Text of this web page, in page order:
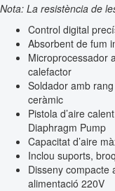
Nota: La resistència de
Control digital
Absorbent de fum
Microprocessador
calefactor
Soldador amb
ceràmic
Pistola d’aire
Diaphragm Pump
Capacitat d’aire
Inclou suports,
Disseny compacte
alimentació 220V